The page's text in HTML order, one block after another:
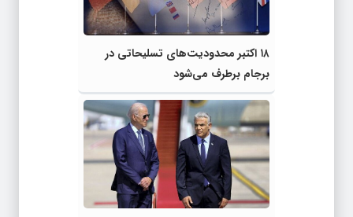
۱۸ اکتبر محدودیت‌های تسلیحاتی در
برجام برطرف می‌شود